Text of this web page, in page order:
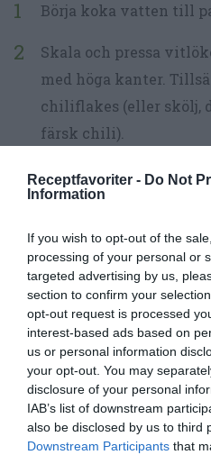
Receptfavoriter - Do Not
Information
If you wish to opt-out of the
processing of your personal or
targeted advertising by us,
section to confirm your
opt-out request is processed
interest-based ads based on
us or personal information
your opt-out. You may
disclosure of your personal
IAB’s list of downstream
also be disclosed by us to third
Downstream Participants that
Börja koka vatten till
Skala och pressa
med höga kanter.
chiliflakes (eller skölj,
färsk chili).
Stek vitlöken och
under omrörning utan
Tillsätt sojabönorna -
de steka på jättelåg
klart.
Riv ost.
Blanda i pastan med
osten. Smaka av med
gärna flingsalt och